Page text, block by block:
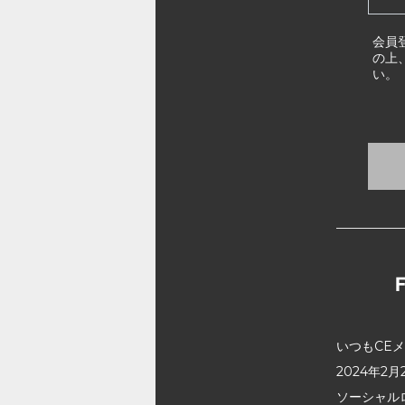
会員
の上
い。
いつもCE
2024年2月
ソーシャ